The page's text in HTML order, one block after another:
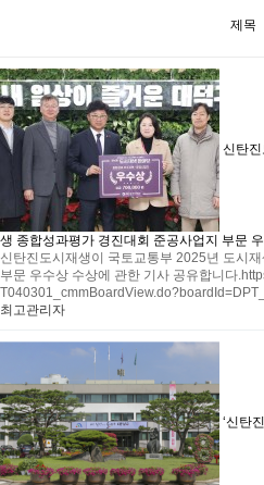
제목
신탄
생 종합성과평가 경진대회 준공사업지 부문
신탄진도시재생이 국토교통부 2025년 도시
부문 우수상 수상에 관한 기사 공유합니다
최고관리자
‘신탄